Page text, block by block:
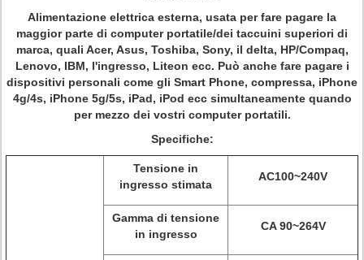
Alimentazione elettrica esterna, usata per fare pagare la
maggior parte di computer portatile/dei taccuini superiori di
marca, quali Acer, Asus, Toshiba, Sony, il delta, HP/Compaq,
Lenovo, IBM, l'ingresso, Liteon ecc. Può anche fare pagare i
dispositivi personali come gli Smart Phone, compressa, iPhone
4g/4s, iPhone 5g/5s, iPad, iPod ecc simultaneamente quando
per mezzo dei vostri computer portatili.
Specifiche:
Tensione in
ingresso stimata
AC100~240V
Gamma di tensione
in ingresso
CA 90~264V